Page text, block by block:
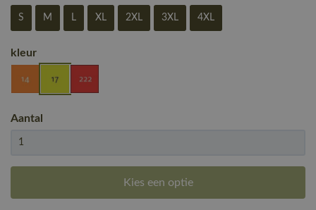
S M L XL 2XL 3XL 4XL
kleur
Aantal
Kies een optie